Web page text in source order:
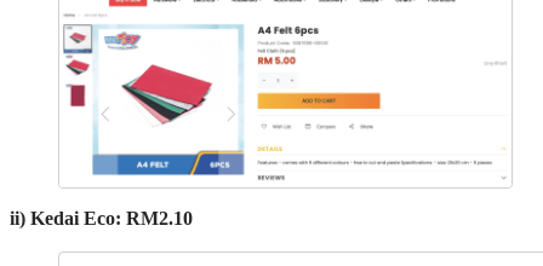
ii) Kedai Eco: RM2.10